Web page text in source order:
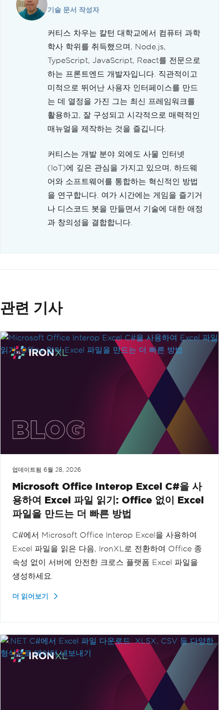
기술 문서 작성자
커티스 차우는 칼턴 대학교에서 컴퓨터 과학
학사 학위를 취득했으며, Node.js,
TypeScript, JavaScript, React를 전문으로
하는 프론트엔드 개발자입니다. 직관적이고
미적으로 뛰어난 사용자 인터페이스를 만드
는 데 열정을 가진 그는 최신 프레임워크를
활용하고, 잘 구성되고 시각적으로 매력적인
매뉴얼을 제작하는 것을 즐깁니다.
커티스는 개발 분야 외에도 사물 인터넷
(IoT)에 깊은 관심을 가지고 있으며, 하드웨
어와 소프트웨어를 통합하는 혁신적인 방법
을 연구합니다. 여가 시간에는 게임을 즐기거
나 디스코드 봇을 만들면서 기술에 대한 애정
과 창의성을 결합합니다.
관련 기사
업데이트됨 6월 28, 2026
Microsoft Office Interop Excel C#을 사
용하여 Excel 파일 읽기: Office 없이 Excel
파일을 만드는 더 빠른 방법
C#에서 Microsoft Office Interop Excel을 사용하여
Excel 파일을 읽은 다음, IronXL로 전환하여 Office 종
속성 없이 서버에 안전한 크로스 플랫폼 Excel 파일을
생성하세요.
더 읽어보기